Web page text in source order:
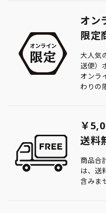
オン
限定
大人気
送便）
オンラ
わりの
￥
送料
商品合
は、送
含みま